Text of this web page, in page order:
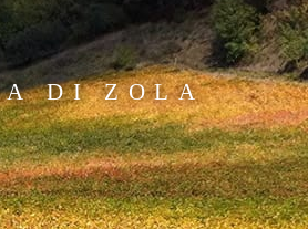
DI ZOLA